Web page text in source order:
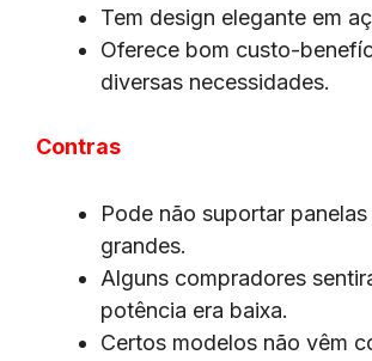
Tem design elegante em
Oferece bom custo-
diversas necessidades.
Contras
Pode não suportar
grandes.
Alguns compradores
potência era baixa.
Certos modelos não vêm